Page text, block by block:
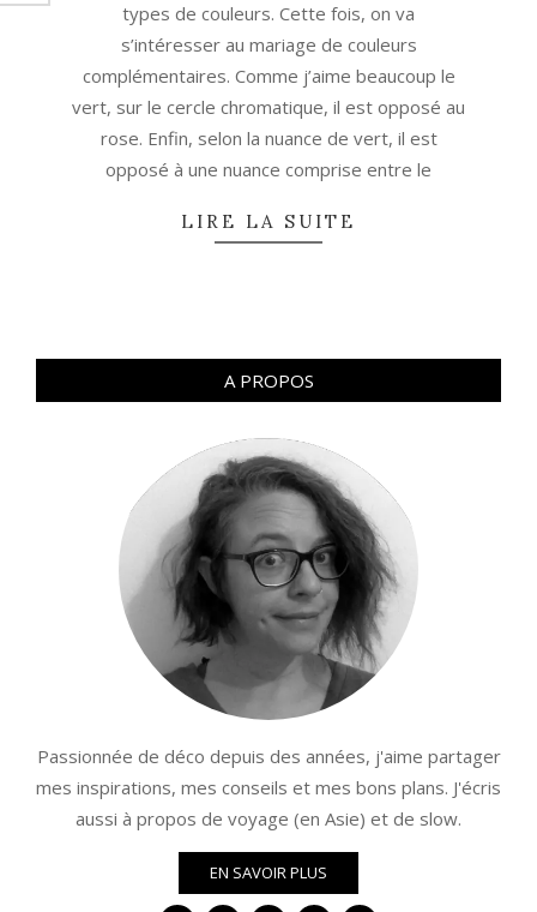
types de couleurs. Cette fois, on va
s’intéresser au mariage de couleurs
complémentaires. Comme j’aime beaucoup le
vert, sur le cercle chromatique, il est opposé au
rose. Enfin, selon la nuance de vert, il est
opposé à une nuance comprise entre le
LIRE LA SUITE
A PROPOS
Passionnée de déco depuis des années, j'aime partager
mes inspirations, mes conseils et mes bons plans. J'écris
aussi à propos de voyage (en Asie) et de slow.
EN SAVOIR PLUS